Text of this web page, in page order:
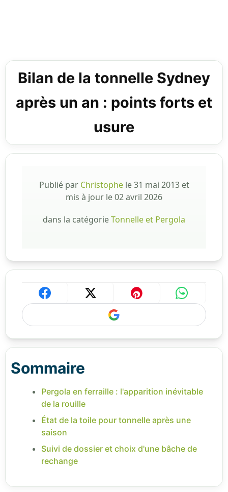
Bilan de la tonnelle Sydney
après un an : points forts et
usure
Publié par Christophele31 mai 2013et
mis à jour le02 avril 2026
dans la catégorieTonnelle et Pergola
Sommaire
Pergola en ferraille : l'apparition inévitable
de la rouille
État de la toile pour tonnelle après une
saison
Suivi de dossier et choix d'une bâche de
rechange